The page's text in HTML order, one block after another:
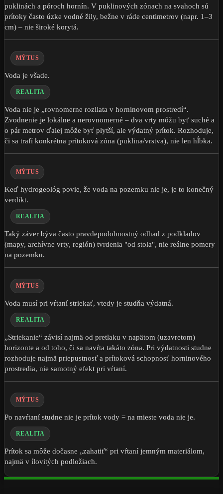
puklinách a póroch hornín. V puklinových zónach na svahoch sú
prítoky často úzke vodné žily, bežne v ráde centimetrov (napr. 1–3
cm) – nie široké korytá.
MÝTUS
Voda je všade.
REALITA
Voda nie je „rovnomerne rozliata v horninovom prostredí“.
Zvodnenie je lokálne a nerovnomerné – dva vrty môžu byť suché a
o pár metrov ďalej môže byť plytší, ale výdatný prítok. Rozhoduje,
či sa trafí konkrétna prítoková zóna (puklina/vrstva), nie len hĺbka.
MÝTUS
Keď hydrogeológ povie, že voda na pozemku nie je, je to konečný
verdikt.
REALITA
Taký záver býva často pravdepodobnostný odhad z podkladov
(mapy, archívne vrty, región) tvrdenia "od stola", nie reálne pomery
na pozemku.
MÝTUS
Voda musí pri vŕtaní striekať, vtedy je studňa výdatná.
REALITA
„Striekanie“ závisí najmä od pretlaku v napätom (uzavretom)
horizonte a od toho, či sa navŕta takáto zóna. Pri výdatnosti studne
rozhoduje najmä priepustnosť a prítoková schopnosť horninového
prostredia, nie samotný efekt pri vŕtaní.
MÝTUS
Po navŕtaní studne nie je prítok vody = na mieste voda nie je.
REALITA
Prítok sa môže dočasne „zahatiť“ pri vŕtaní jemným materiálom,
najmä v ílovitých podložiach.